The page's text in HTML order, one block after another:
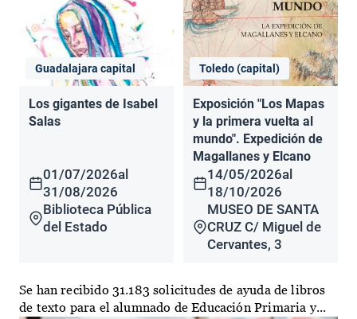
Guadalajara capital
Los gigantes de Isabel
Salas
01/07/2026al
31/08/2026
Biblioteca Pública
del Estado
Toledo (capital)
Exposición "Los Mapas
y la primera vuelta al
mundo". Expedición de
Magallanes y Elcano
14/05/2026al
18/10/2026
MUSEO DE SANTA
CRUZ C/ Miguel de
Cervantes, 3
Se han recibido 31.183 solicitudes de ayuda de libros
de texto para el alumnado de Educación Primaria y...